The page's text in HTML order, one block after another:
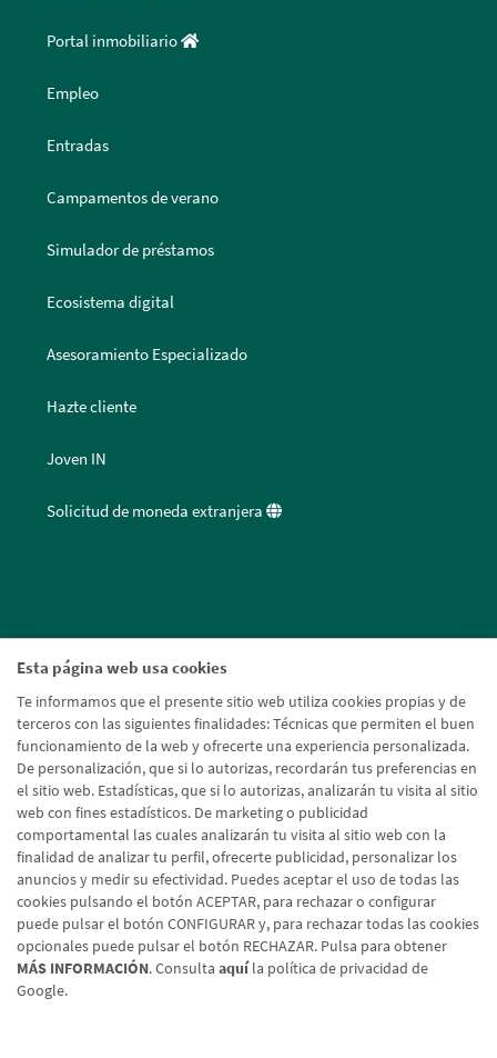
Esta página web usa cookies
Te informamos que el presente sitio web utiliza cookies propias y de
terceros con las siguientes finalidades: Técnicas que permiten el buen
funcionamiento de la web y ofrecerte una experiencia personalizada.
De personalización, que si lo autorizas, recordarán tus preferencias en
el sitio web. Estadísticas, que si lo autorizas, analizarán tu visita al sitio
web con fines estadísticos. De marketing o publicidad
comportamental las cuales analizarán tu visita al sitio web con la
finalidad de analizar tu perfil, ofrecerte publicidad, personalizar los
anuncios y medir su efectividad. Puedes aceptar el uso de todas las
cookies pulsando el botón ACEPTAR, para rechazar o configurar
puede pulsar el botón CONFIGURAR y, para rechazar todas las cookies
opcionales puede pulsar el botón RECHAZAR. Pulsa para obtener
MÁS INFORMACIÓN. Consulta aquíla política de privacidad de
Google.
Portal inmobiliario
Empleo
Entradas
Campamentos de verano
Simulador de préstamos
Ecosistema digital
Asesoramiento Especializado
Hazte cliente
Joven IN
Solicitud de moneda extranjera
Aviso legal